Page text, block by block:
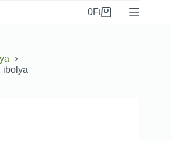
0Ft
ibolya